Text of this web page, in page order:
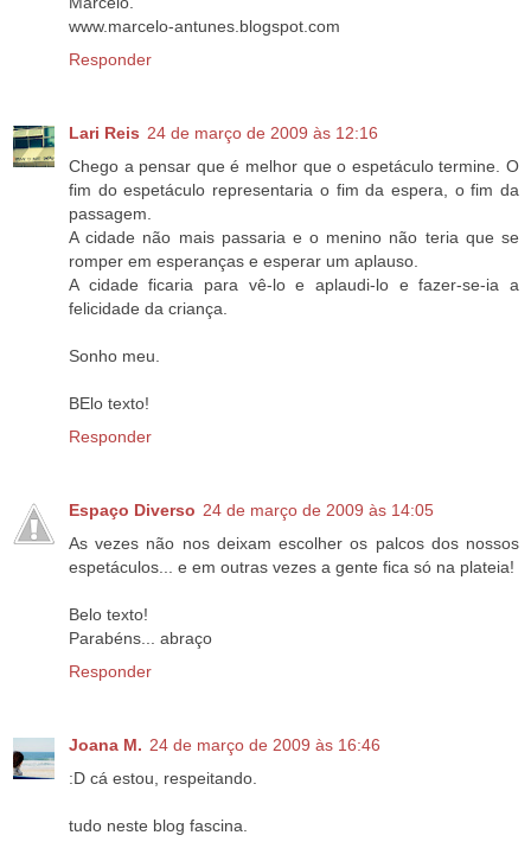
www.marcelo-antunes.blogspot.com
Responder
Lari Reis 24 de março de 2009 às 12:16
Chego a pensar que é melhor que o espetáculo termine. O
fim do espetáculo representaria o fim da espera, o fim da
passagem.
A cidade não mais passaria e o menino não teria que se
romper em esperanças e esperar um aplauso.
A cidade ficaria para vê-lo e aplaudi-lo e fazer-se-ia a
felicidade da criança.
Sonho meu.
BElo texto!
Responder
Espaço Diverso 24 de março de 2009 às 14:05
As vezes não nos deixam escolher os palcos dos nossos
espetáculos... e em outras vezes a gente fica só na plateia!
Belo texto!
Parabéns... abraço
Responder
Joana M. 24 de março de 2009 às 16:46
:D cá estou, respeitando.
tudo neste blog fascina.